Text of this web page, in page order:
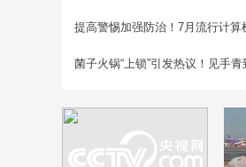
提高警惕加强防治！7月流行计算
菌子火锅“上锁”引发热议！见手